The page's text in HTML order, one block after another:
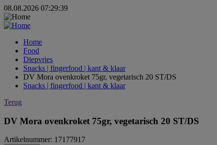
08.08.2026 07:29:39
Home
Food
Diepvries
Snacks | fingerfood | kant & klaar
DV Mora ovenkroket 75gr, vegetarisch 20 ST/DS
Snacks | fingerfood | kant & klaar
Terug
DV Mora ovenkroket 75gr, vegetarisch 20 ST/DS
Artikelnummer: 17177917